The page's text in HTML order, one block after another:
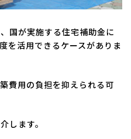
国が実施する住宅補助金に
を活用できるケースがありま
費用の負担を抑えられる可
します。